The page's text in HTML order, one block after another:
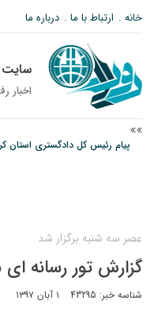
خانه ارتباط با ما درباره ما
سایت
اخبار
عصر سه شنبه برگزار شد
گزارش تور رسانه
شناسه خبر: 43295 ۱ آبان ۱۳۹۷